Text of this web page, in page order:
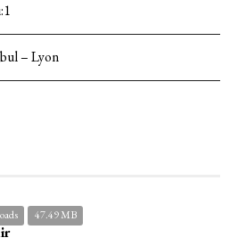
– Lyon
47.49 MB